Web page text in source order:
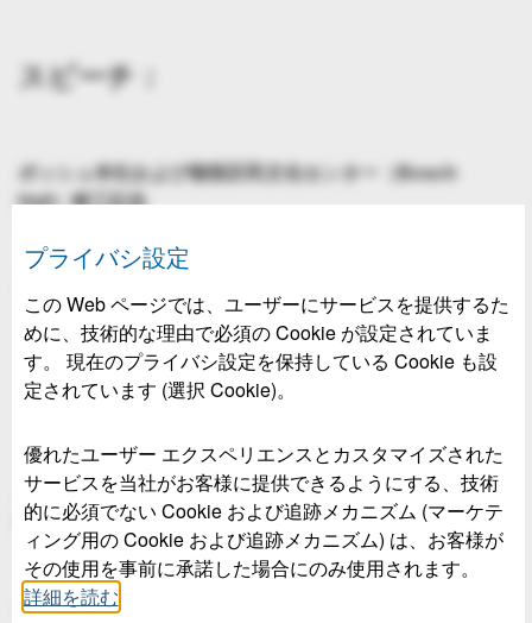
スピーチ：
ボッシュ本社および都筑区民文化センター（Bosch
Hall）竣工記念
プレゼンテーション：
ボッシュ本社および都筑区民文化センター（Bosch
Hall）竣工記念
プレゼンテーション
詳しく見る
プライバシ設定
この Web ページでは、ユーザーにサービスを提供するた
めに、技術的な理由で必須の Cookie が設定されていま
す。 現在のプライバシ設定を保持している Cookie も設
定されています (選択 Cookie)。
優れたユーザー エクスペリエンスとカスタマイズされた
サービスを当社がお客様に提供できるようにする、技術
的に必須でない Cookie および追跡メカニズム (マーケテ
ィング用の Cookie および追跡メカニズム) は、お客様が
その使用を事前に承諾した場合にのみ使用されます。
詳細を読む